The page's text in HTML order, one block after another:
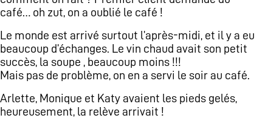
café… oh zut, on a oublié le café !
Le monde est arrivé surtout l’après-midi, et il y a eu
beaucoup d’échanges. Le vin chaud avait son petit
succès, la soupe , beaucoup moins !!!
Mais pas de problème, on en a servi le soir au café.
Arlette, Monique et Katy avaient les pieds gelés,
heureusement, la relève arrivait !